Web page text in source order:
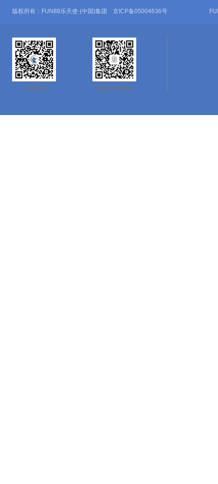
版权所有：FUN88乐天使·(中国)集团 京ICP备05004636号
公司微信 院团总支微信